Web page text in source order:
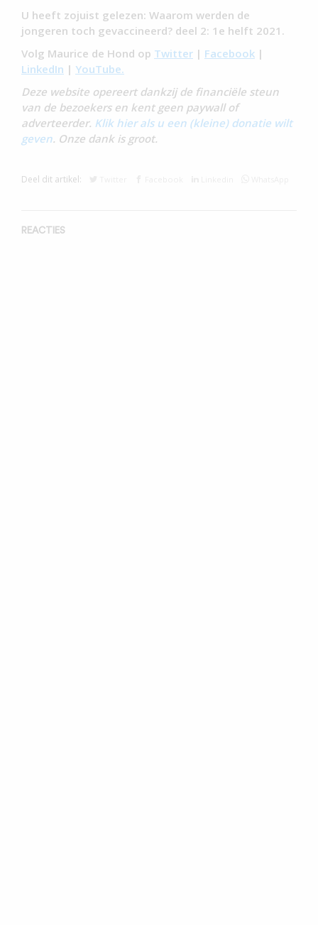
U heeft zojuist gelezen: Waarom werden de
jongeren toch gevaccineerd? deel 2: 1e helft 2021.
Volg Maurice de Hond op Twitter | Facebook |
LinkedIn | YouTube.
Deze website opereert dankzij de financiële steun
van de bezoekers en kent geen paywall of
adverteerder. Klik hier als u een (kleine) donatie wilt
geven. Onze dank is groot.
Deel dit artikel:
REACTIES